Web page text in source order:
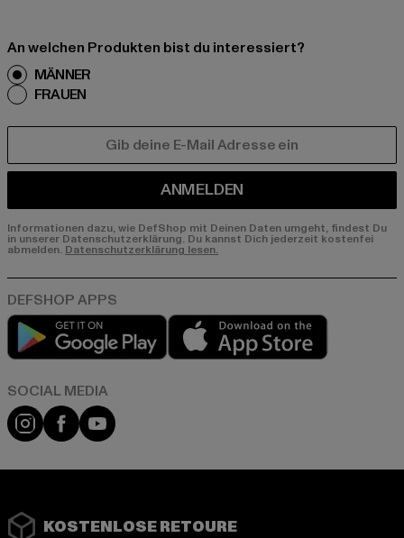
An welchen Produkten bist du interessiert?
MÄNNER
FRAUEN
ANMELDEN
Informationen dazu, wie DefShop mit Deinen Daten umgeht, findest Du
in unserer Datenschutzerklärung. Du kannst Dich jederzeit kostenfei
abmelden. Datenschutzerklärung lesen.
Play market
Instagram
FacebookYouTube
KOSTENLOSE RETOURE